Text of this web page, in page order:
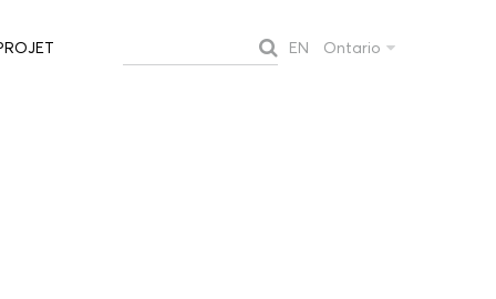
EN Ontario